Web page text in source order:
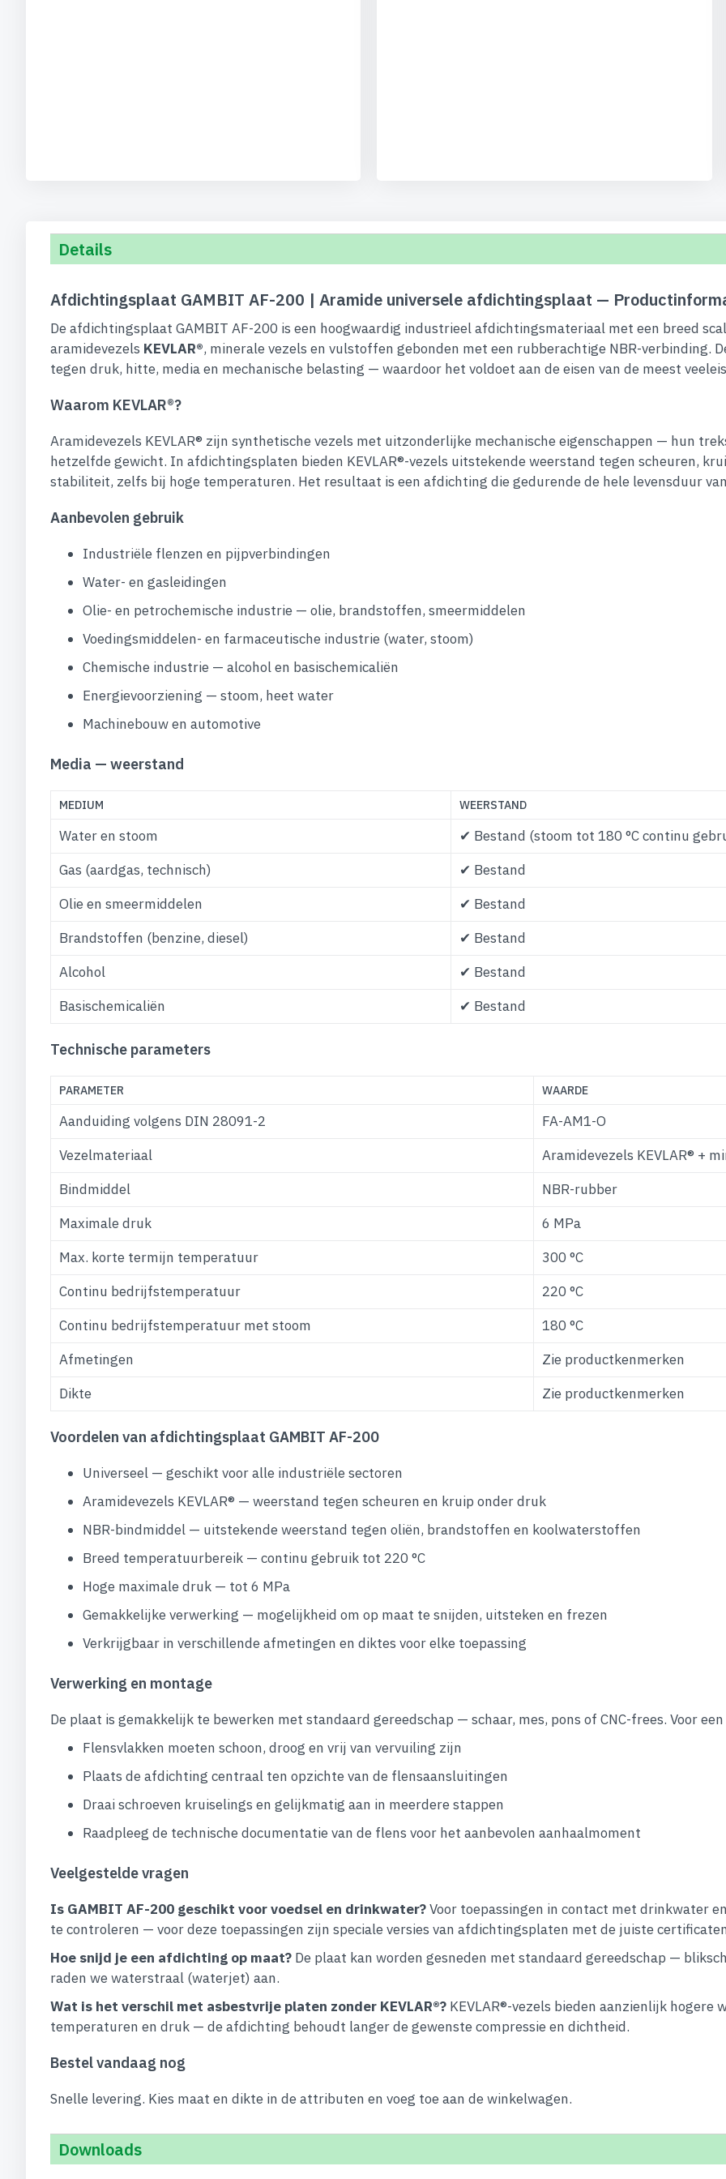
Details
Afdichtingsplaat GAMBIT AF-200 | Aramide universele afdichtingsplaat —
De afdichtingsplaat GAMBIT AF-200 is een hoogwaardig industrieel afdichtingsmateriaal met een breed
aramidevezels KEVLAR®, minerale vezels en vulstoffen gebonden met een rubberachtige NBR-verbinding.
tegen druk, hitte, media en mechanische belasting — waardoor het voldoet aan de eisen van de meest
Waarom KEVLAR®?
Aramidevezels KEVLAR® zijn synthetische vezels met uitzonderlijke mechanische eigenschappen — hun
hetzelfde gewicht. In afdichtingsplaten bieden KEVLAR®-vezels uitstekende weerstand tegen scheuren,
stabiliteit, zelfs bij hoge temperaturen. Het resultaat is een afdichting die gedurende de hele levensduur
Aanbevolen gebruik
Industriële flenzen en pijpverbindingen
Water- en gasleidingen
Olie- en petrochemische industrie — olie, brandstoffen, smeermiddelen
Voedingsmiddelen- en farmaceutische industrie (water, stoom)
Chemische industrie — alcohol en basischemicaliën
Energievoorziening — stoom, heet water
Machinebouw en automotive
Media — weerstand
MEDIUM WEERSTAND
Water en stoom
✔ Bestand (stoom tot 180 °C continu
Gas (aardgas, technisch)
✔ Bestand
Olie en smeermiddelen
✔ Bestand
Brandstoffen (benzine, diesel)
✔ Bestand
Alcohol
✔ Bestand
Basischemicaliën
✔ Bestand
Technische parameters
PARAMETER WAARDE
Aanduiding volgens DIN 28091-2
FA-AM1-O
Vezelmateriaal
Aramidevezels KEVLAR® +
Bindmiddel
NBR-rubber
Maximale druk
6 MPa
Max. korte termijn temperatuur
300 °C
Continu bedrijfstemperatuur
220 °C
Continu bedrijfstemperatuur met stoom
180 °C
Afmetingen
Zie productkenmerken
Dikte
Zie productkenmerken
Voordelen van afdichtingsplaat GAMBIT AF-200
Universeel — geschikt voor alle industriële sectoren
Aramidevezels KEVLAR® — weerstand tegen scheuren en kruip onder druk
NBR-bindmiddel — uitstekende weerstand tegen oliën, brandstoffen en koolwaterstoffen
Breed temperatuurbereik — continu gebruik tot 220 °C
Hoge maximale druk — tot 6 MPa
Gemakkelijke verwerking — mogelijkheid om op maat te snijden, uitsteken en frezen
Verkrijgbaar in verschillende afmetingen en diktes voor elke toepassing
Verwerking en montage
De plaat is gemakkelijk te bewerken met standaard gereedschap — schaar, mes, pons of CNC-frees. Voor
Flensvlakken moeten schoon, droog en vrij van vervuiling zijn
Plaats de afdichting centraal ten opzichte van de flensaansluitingen
Draai schroeven kruiselings en gelijkmatig aan in meerdere stappen
Raadpleeg de technische documentatie van de flens voor het aanbevolen aanhaalmoment
Veelgestelde vragen
Is GAMBIT AF-200 geschikt voor voedsel en drinkwater?Voor toepassingen in contact met drinkwater
te controleren — voor deze toepassingen zijn speciale versies van afdichtingsplaten met de juiste
Hoe snijd je een afdichting op maat? De plaat kan worden gesneden met standaard gereedschap —
raden we waterstraal (waterjet) aan.
Wat is het verschil met asbestvrije platen zonder KEVLAR®? KEVLAR®-vezels bieden aanzienlijk
temperaturen en druk — de afdichting behoudt langer de gewenste compressie en dichtheid.
Bestel vandaag nog
Snelle levering. Kies maat en dikte in de attributen en voeg toe aan de winkelwagen.
Downloads